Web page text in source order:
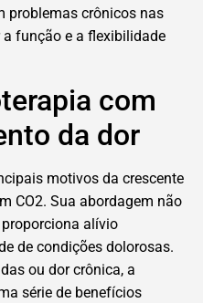
problemas crônicos nas
função e a flexibilidade
com
da dor
motivos da crescente
CO2. Sua abordagem não
alívio
de condições dolorosas.
ou dor crônica, a
série de benefícios